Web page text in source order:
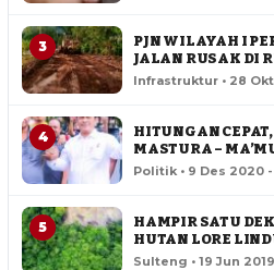
3
PJN WILAYAH I
JALAN RUSAK DI
Infrastruktur • 28 Okt
4
HITUNGAN
MASTURA –
SULTENG
Politik • 9 Des 2020
5
HAMPIR SATU
HUTAN LORE
HEKTAR
Sulteng • 19 Jun